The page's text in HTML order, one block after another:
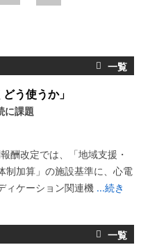
う使うか」
に課題
酬改定では、「地域支援・
制加算」の施設基準に、心電
ィケーション関連機 ...続き